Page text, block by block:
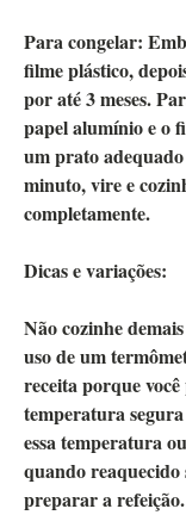
Para congelar:
filme plástico,
por até 3 meses.
papel alumínio e o
um prato
minuto, vire e
completamente.
Dicas e variações:
Não cozinhe
uso de um
receita porque
temperatura segura
essa temperatura
quando reaquecido
preparar a refeição.